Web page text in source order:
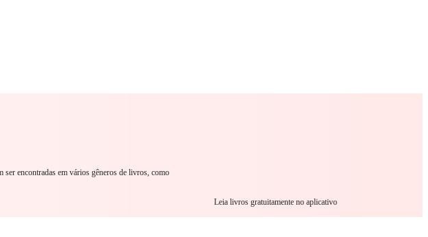
ser encontradas em vários gêneros de livros, como
Leia livros gratuitamente no aplicativo